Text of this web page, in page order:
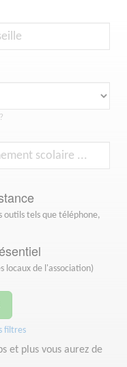
outils tels que téléphone,
locaux de l'association)
filtres
et plus vous aurez de